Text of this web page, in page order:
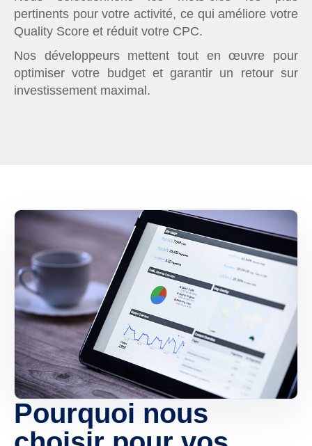
pertinents pour votre activité, ce qui améliore votre
Quality Score et réduit votre CPC.
Nos développeurs mettent tout en œuvre pour
optimiser votre budget et garantir un retour sur
investissement maximal.
Pourquoi nous